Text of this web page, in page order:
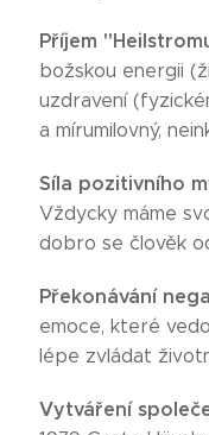
Příjem
božskou energii
uzdravení
a mírumilovný,
Síla pozitivního
Vždycky máme
dobro se člověk
Překonávání
emoce, které
lépe zvládat
Vytváření